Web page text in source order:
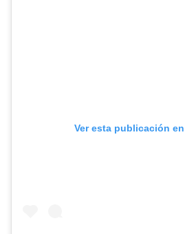
Ver esta publicación